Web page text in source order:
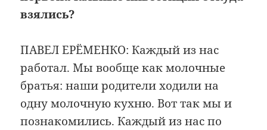
взялись?
ПАВЕЛ ЕРЁМЕНКО: Каждый из нас
работал. Мы вообще как молочные
братья: наши родители ходили на
одну молочную кухню. Вот так мы и
познакомились. Каждый из нас по